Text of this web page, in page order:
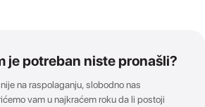
je potreban niste pronašli?
na raspolaganju, slobodno nas
vam u najkraćem roku da li postoji